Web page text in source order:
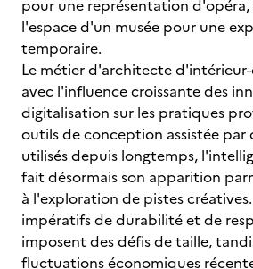
pour une représentation d'opéra,
l'espace d'un musée pour une
temporaire.
Le métier d'architecte
avec l'influence croissante des
digitalisation sur les pratiques
outils de conception assistée
utilisés depuis longtemps,
fait désormais son apparition
à l'exploration de pistes
impératifs de durabilité et de
imposent des défis de taille,
fluctuations économiques